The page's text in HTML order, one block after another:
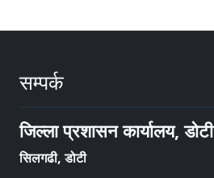
सम्पर्क
जिल्ला प्रशासन कार्यालय, डोटी
सिलगढी, डोटी